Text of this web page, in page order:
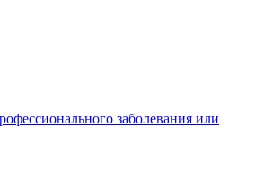
заболевания или